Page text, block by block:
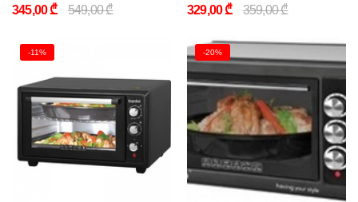
345,00 ₾ 549,00 ₾ 329,00 ₾ 359,00 ₾
-11% -20%